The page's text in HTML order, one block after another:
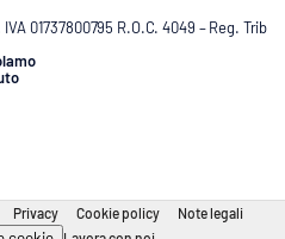
01737800795 R.O.C. 4049 – Reg. Trib
Privacy Cookie policy Note legali